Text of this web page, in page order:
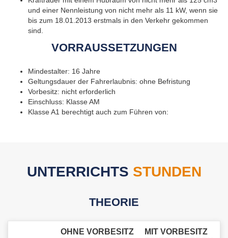
und einer Nenn­leis­tung von nicht mehr als 11 kW, wenn sie
bis zum 18.01.2013 erst­mals in den Ver­kehr ge­kom­men
sind.
VORRAUS­SET­ZUN­GEN
Min­dest­al­ter: 16 Jahre
Gel­tungs­dau­er der Fahr­er­laub­nis: ohne Be­fris­tung
Vor­be­sitz: nicht er­for­der­lich
Ein­schluss: Klas­se AM
Klas­se A1 be­rech­tigt auch zum Füh­ren von:
UN­TER­RICHTS STUN­DEN
THEO­RIE
OHNE VOR­BE­SITZ
MIT VOR­BE­SITZ